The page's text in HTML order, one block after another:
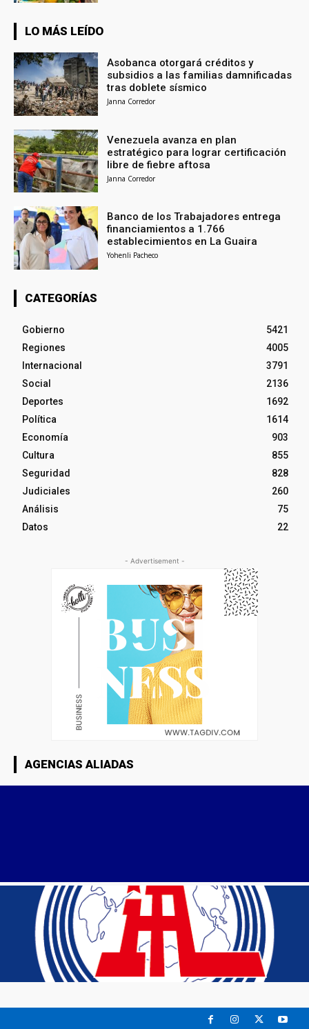
LO MÁS LEÍDO
Asobanca otorgará créditos y
subsidios a las familias damnificadas
tras doblete sísmico
Janna Corredor
Venezuela avanza en plan
estratégico para lograr certificación
libre de fiebre aftosa
Janna Corredor
Banco de los Trabajadores entrega
financiamientos a 1.766
establecimientos en La Guaira
Yohenli Pacheco
CATEGORÍAS
Gobierno
5421
Regiones
4005
Internacional
3791
Social
2136
Deportes
1692
Política
1614
Economía
903
Cultura
855
Seguridad
828
Judiciales
260
Análisis
75
Datos
22
- Advertisement -
AGENCIAS ALIADAS